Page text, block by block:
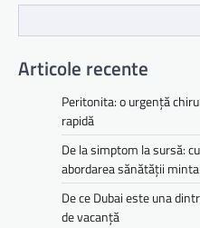
Articole recente
Peritonita: o urgență
rapidă
De la simptom la sursă:
abordarea sănătății
De ce Dubai este una
de vacanță